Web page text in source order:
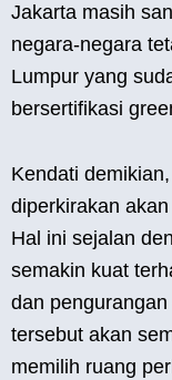
Jakarta masih
negara-negara
Lumpur yang
bersertifikasi
Kendati
diperkirakan
Hal ini sejalan
semakin kuat
dan
tersebut akan
memilih ruang